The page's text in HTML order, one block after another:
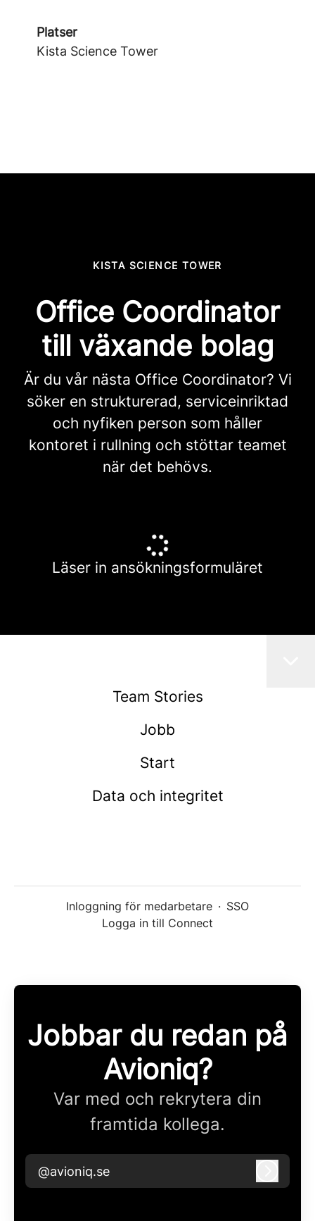
Platser
Kista Science Tower
KISTA SCIENCE TOWER
Office Coordinator
till växande bolag
Är du vår nästa Office Coordinator? Vi
söker en strukturerad, serviceinriktad
och nyfiken person som håller
kontoret i rullning och stöttar teamet
när det behövs.
Läser in ansökningsformuläret
Team Stories
Jobb
Start
Data och integritet
Inloggning för medarbetare · SSO
Logga in till Connect
Jobbar du redan på
Avioniq?
Var med och rekrytera din
framtida kollega.
@avioniq.se